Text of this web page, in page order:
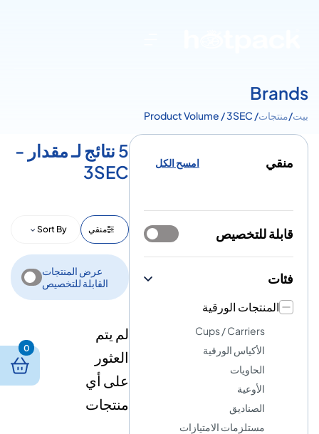
Brands
بيت/منتجات/ Product Volume / 3SEC
منقي امسح الكل
قابلة للتخصيص
فئات
المنتجات الورقية
Cups / Carriers
الأكياس الورقية
الحاويات
الأوعية
الصناديق
مستلزمات الامتيازات
5 نتائج لـ مقدار -
3SEC
منقي Sort By
عرض المنتجات
القابلة للتخصيص
لم يتم
العثور
على أي
منتجات
0